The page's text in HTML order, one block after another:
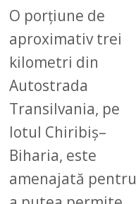
O porțiune de
aproximativ trei
kilometri din
Autostrada
Transilvania, pe
lotul Chiribiș–
Biharia, este
amenajată pentru